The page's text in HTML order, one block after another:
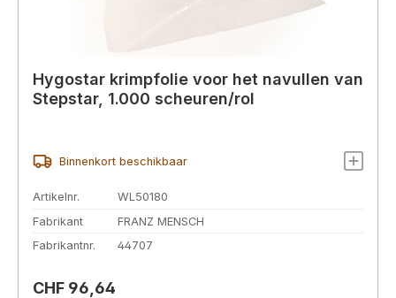
Hygostar krimpfolie voor het navullen van
Stepstar, 1.000 scheuren/rol
Binnenkort beschikbaar
Artikelnr.
WL50180
Fabrikant
FRANZ MENSCH
Fabrikantnr.
44707
Normale prijs:
CHF 96,64